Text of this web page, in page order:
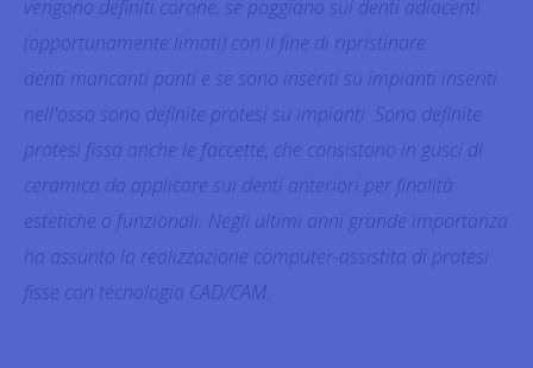
vengono definiti corone, se poggiano sui denti adiacenti
(opportunamente limati) con il fine di ripristinare
denti mancanti ponti e se sono inseriti su impianti inseriti
nell'osso sono definite protesi su impianti. Sono definite
protesi fissa anche le faccette, che consistono in gusci di
ceramica da applicare sui denti anteriori per finalità
estetiche o funzionali. Negli ultimi anni grande importanza
ha assunto la realizzazione computer-assistita di protesi
fisse con tecnologia CAD/CAM.